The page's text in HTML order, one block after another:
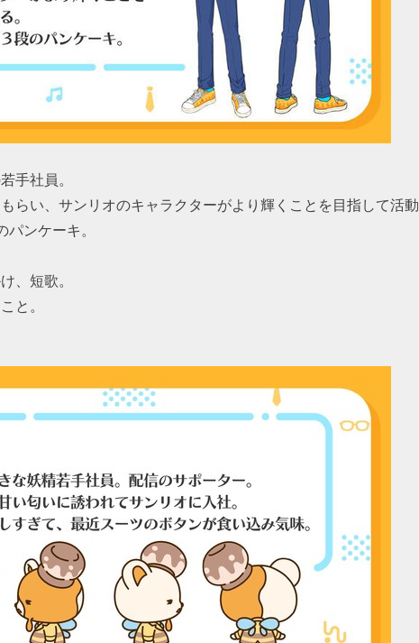
手社員。
らい、サンリオのキャラクターがより輝くことを目指して活動
ンケーキ。
、短歌。
と。